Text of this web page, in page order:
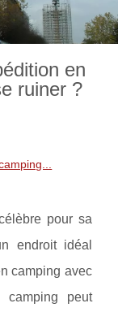
en
ruiner ?
pour sa
endroit idéal
camping avec
peut